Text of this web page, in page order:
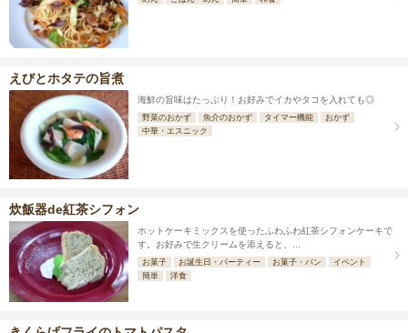
えびとホタテの旨煮
海鮮の旨味はたっぷり！お好みでイカやタコを入れても◎
野菜のおかず 魚介のおかず タイマー機能
おかず
中華・エスニック
炊飯器de紅茶シフォン
ホットケーキミックスを使ったふわふわ紅茶シフォンケーキで
す。お好みで生クリームを添えると、...
お菓子 お誕生日・パーティー お菓子・パン
イベント
簡単
洋食